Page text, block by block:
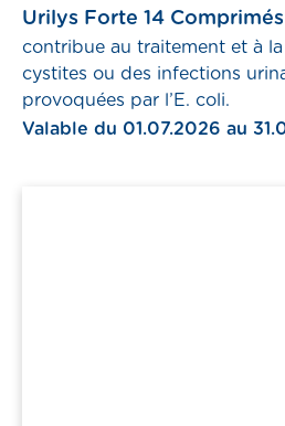
Urilys Forte 14
contribue au traitement et à
cystites ou des infections
provoquées par l’E. coli.
Valable du 01.07.2026 au